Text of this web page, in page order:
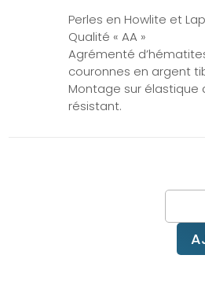
Perles en Howlite et
Qualité « AA »
Agrémenté
couronnes en argent
Montage sur élastique
résistant.
quantité
de